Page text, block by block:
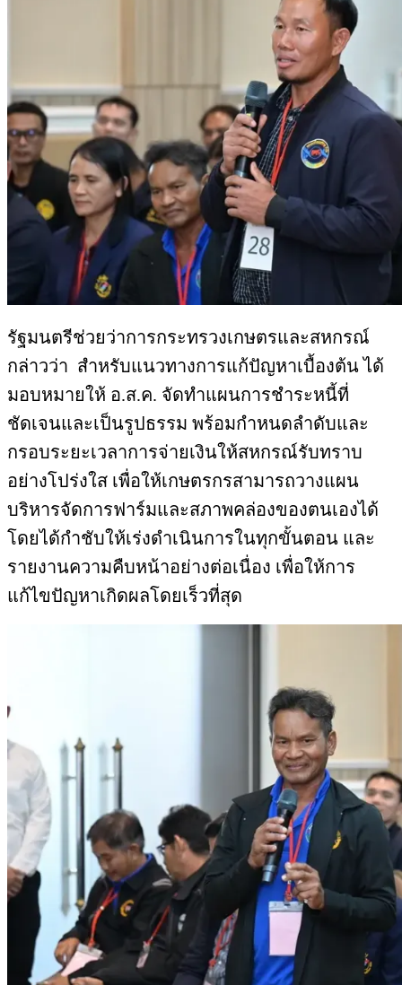
รัฐมนตรีช่วยว่าการกระทรวงเกษตรและสหกรณ์
กล่าวว่า สำหรับแนวทางการแก้ปัญหาเบื้องต้น ได้
มอบหมายให้ อ.ส.ค. จัดทำแผนการชำระหนี้ที่
ชัดเจนและเป็นรูปธรรม พร้อมกำหนดลำดับและ
กรอบระยะเวลาการจ่ายเงินให้สหกรณ์รับทราบ
อย่างโปร่งใส เพื่อให้เกษตรกรสามารถวางแผน
บริหารจัดการฟาร์มและสภาพคล่องของตนเองได้
โดยได้กำชับให้เร่งดำเนินการในทุกขั้นตอน และ
รายงานความคืบหน้าอย่างต่อเนื่อง เพื่อให้การ
แก้ไขปัญหาเกิดผลโดยเร็วที่สุด